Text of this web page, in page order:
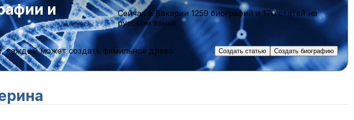
и
Cейчас в Вакарии1259 биографийи170 статей на
русском языке
каждый может создать фамильное древо Создать статью Создать биографию